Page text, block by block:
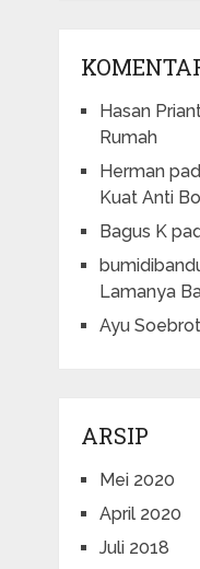
Hasan
Rumah
Herman
Kuat Anti
Bagus K
Lamanya
Ayu
ARSIP
Mei 2020
April 2020
Juli 2018